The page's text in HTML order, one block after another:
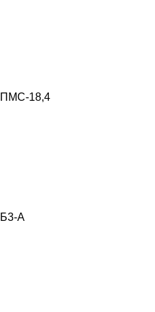
ПМС-18,4
Б3-А